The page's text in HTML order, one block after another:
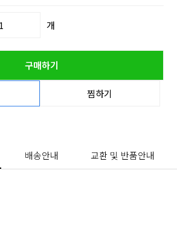
개
구매하기
찜하기
배송안내 교환 및 반품안내